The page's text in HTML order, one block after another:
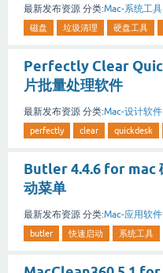
最新发布资源 分类:Mac-系统工具
磁盘 垃圾清理 硬盘工具
Perfectly Clear
片批量处理软件
最新发布资源 分类:Mac-设计软件
perfectly clear quickdesk
Butler 4.4.6 for mac
动菜单
最新发布资源 分类:Mac-应用软件
butler 快速启动 系统工具